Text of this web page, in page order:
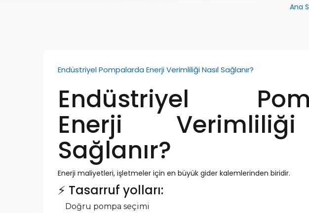
Ana
Endüstriyel Pompalarda Enerji Verimliliği Nasıl Sağlanır?
Endüstriyel
Enerji
Sağlanır?
Enerji maliyetleri, işletmeler için en büyük gider kalemlerinden biridir.
⚡ Tasarruf yolları:
Doğru pompa seçimi